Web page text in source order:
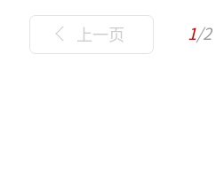
上一页 1/2